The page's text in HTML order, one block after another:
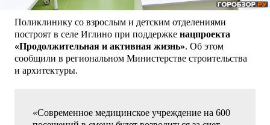
Поликлинику со взрослым и детским отделениями
построят в селе Иглино при поддержке нацпроекта
«Продолжительная и активная жизнь». Об этом
сообщили в региональном Министерстве строительства
и архитектуры.
«Современное медицинское учреждение на 600